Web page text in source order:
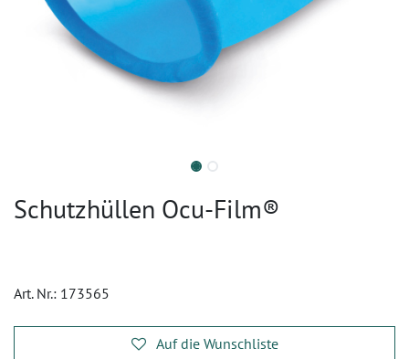
Schutzhüllen Ocu-Film®
Art. Nr.: 173565
Auf die Wunschliste